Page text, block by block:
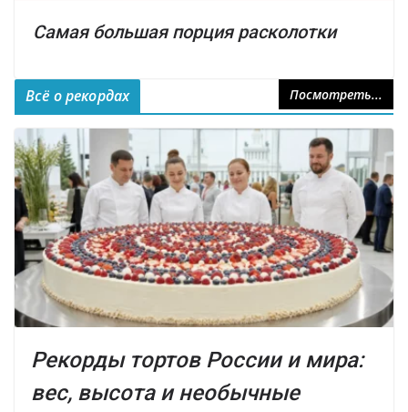
Самая большая порция расколотки
Всё о рекордах Посмотреть...
Рекорды тортов России и мира:
вес, высота и необычные